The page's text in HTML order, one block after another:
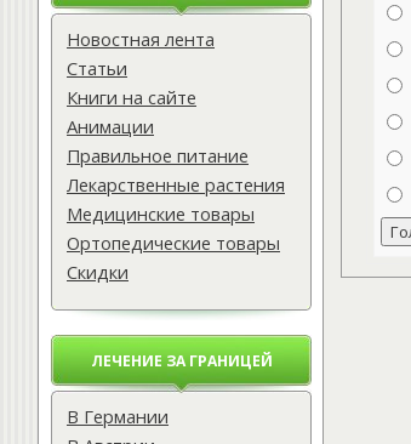
Новостная лента
Статьи
Книги на сайте
Анимации
Правильное питание
Лекарственные растения
Медицинские товары
Ортопедические товары
Скидки
ЛЕЧЕНИЕ ЗА ГРАНИЦЕЙ
В Германии